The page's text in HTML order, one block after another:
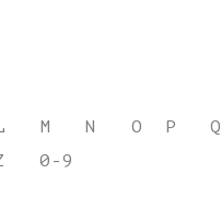
M N O P Q
0-9